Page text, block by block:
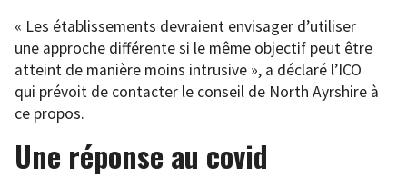
« Les établissements devraient envisager d’utiliser
une approche différente si le même objectif peut être
atteint de manière moins intrusive », a déclaré l’ICO
qui prévoit de contacter le conseil de North Ayrshire à
ce propos.
Une réponse au covid